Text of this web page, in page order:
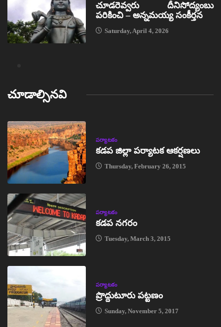
చూడరెవ్వరు దీనిసోద్యంబు
పరికించి – అన్నమయ్య సంకీర్తన
Saturday, April 4, 2026
చూడాల్సినవి
పర్యాటకం
కడప జిల్లా పర్యాటక ఆకర్షణలు
Thursday, February 26, 2015
పర్యాటకం
కడప నగరం
Tuesday, March 3, 2015
పర్యాటకం
ప్రొద్దుటూరు పట్టణం
Sunday, November 5, 2017